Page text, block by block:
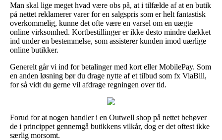
Man skal lige meget hvad være obs på, at i tilfælde af at en butik
på nettet reklamerer varer for en salgspris som er helt fantastisk
overkommelig, kunne det ofte være en varsel om en uægte
online virksomhed. Kortbestillinger er ikke desto mindre dækket
ind under en bestemmelse, som assisterer kunden imod uærlige
online butikker.
Generelt går vi ind for betalinger med kort eller MobilePay. Som
en anden løsning bør du drage nytte af et tilbud som fx ViaBill,
for så vidt du gerne vil afdrage regningen over tid.
Forud for at nogen handler i en Outwell shop på nettet behøver
de i princippet gennemgå butikkens vilkår, dog er det oftest ikke
særlig morsomt.